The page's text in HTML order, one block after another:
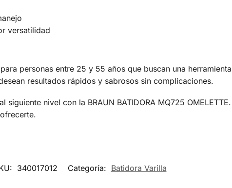
versatilidad
para personas entre 25 y 55 años que buscan una
resultados rápidos y sabrosos sin complicaciones.
nivel con la BRAUN BATIDORA MQ725
340017012 Categoría: Batidora Varilla